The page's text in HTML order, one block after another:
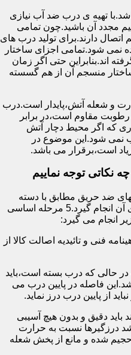
تهیه ی درب ضد آب نیازی
مجدد آن باشید.چون تمامی
دارند.برای تولید درب های
نمی شود.تمامی اجزای ساختار
اند.بنابراین حتی اگر زمان
منسجم آن از هم گسسته
و شعله آتش،پایدار است.درب
رطوبت مقاوم است،در برابر
که اگر محیط دچار آتش
نمی شود.این موضوع در
است،برقرار می باشد.
نکاتی توجه نماییم
ضد حریق مطابق با دسته
بندی و مقاومت آن ها،باید تست روی آن انجام گیرد.5 مرحله اساسی
انجام می گیرد:
فنی و تائیدیه اصالت کالا از
حالی که درب بسته است،باید
فاصله در پایین درب می
دقیق و بدون هیچ آسیبی
درزگیرها نسبت به حرارت
شده و مانع از پخش شعله